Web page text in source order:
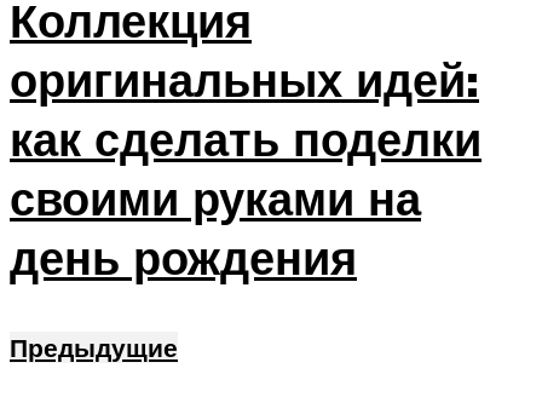
Коллекция
оригинальных идей:
как сделать поделки
своими руками на
день рождения
Предыдущие